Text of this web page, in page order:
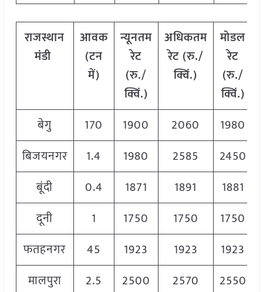
राजस्थान
मंडी
आवक
(टन
में)
न्यूनतम
रेट
(रु./
क्विं.)
अधिकतम
रेट (रु./
क्विं.)
मोडल
रेट
(रु./
क्विं.)
बेगु
170 1900 2060
1980
बिजयनगर
1.4 1980 2585
2450
बूंदी
0.4 1871 1891
1881
दूनी
1 1750 1750
1750
फतहनगर
45 1923 1923
1923
मालपुरा
2.5 2500 2570
2550